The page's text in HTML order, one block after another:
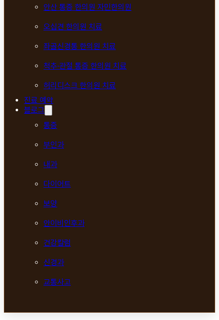
안산 통증 한의원 자민한의원
오십견 한의원 치료
좌골신경통 한의원 치료
척추·관절 통증 한의원 치료
허리디스크 한의원 치료
진료 예약
블로그
통증
부인과
내과
다이어트
보양
안이비인후과
건강칼럼
신경과
교통사고